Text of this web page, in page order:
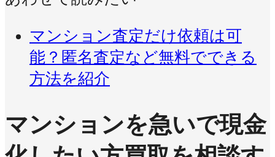
マンション査定だけ依頼は可
能？匿名査定など無料でできる
方法を紹介
マンションを急いで現金